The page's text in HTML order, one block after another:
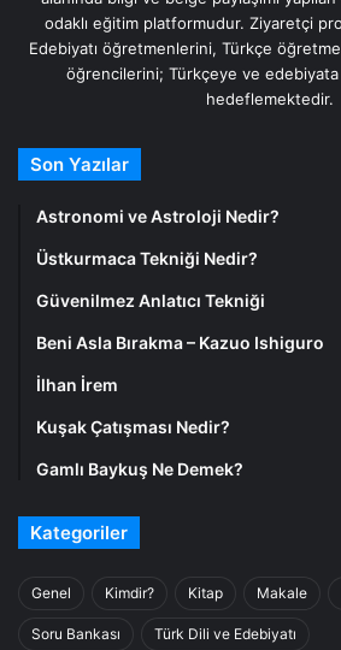
odaklı eğitim platformudur. Ziyaretçi
Edebiyatı öğretmenlerini, Türkçe
öğrencilerini; Türkçeye ve
hedeflemektedir.
Son Yazılar
Astronomi ve Astroloji Nedir?
Üstkurmaca Tekniği Nedir?
Güvenilmez Anlatıcı Tekniği
Beni Asla Bırakma – Kazuo Ishiguro
İlhan İrem
Kuşak Çatışması Nedir?
Gamlı Baykuş Ne Demek?
Kategoriler
Genel Kimdir? Kitap Makale
Soru Bankası Türk Dili ve Edebiyatı